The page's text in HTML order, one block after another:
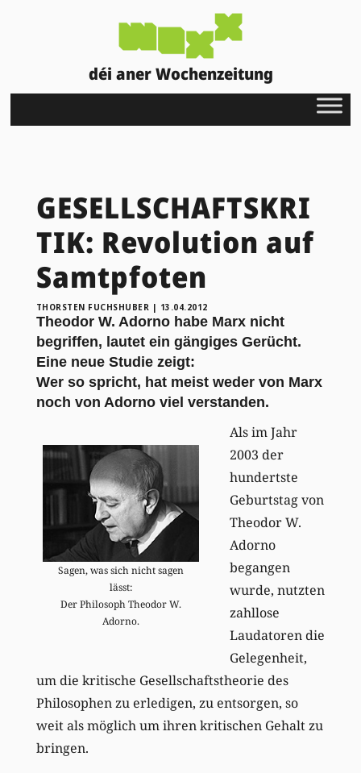
déi aner Wochenzeitung
GESELLSCHAFTSKRI
TIK: Revolution auf
Samtpfoten
THORSTEN FUCHSHUBER | 13.04.2012
Theodor W. Adorno habe Marx nicht
begriffen, lautet ein gängiges Gerücht.
Eine neue Studie zeigt:
Wer so spricht, hat meist weder von Marx
noch von Adorno viel verstanden.
Sagen, was sich nicht sagen
lässt:
Der Philosoph Theodor W.
Adorno.
Als im Jahr
2003 der
hundertste
Geburtstag von
Theodor W.
Adorno
begangen
wurde, nutzten
zahllose
Laudatoren die
Gelegenheit,
um die kritische Gesellschaftstheorie des
Philosophen zu erledigen, zu entsorgen, so
weit als möglich um ihren kritischen Gehalt zu
bringen.